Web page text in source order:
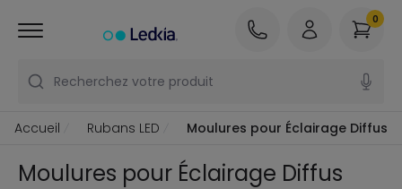
Recherchez votre produit
0
Accueil Rubans LED Moulures pour Éclairage Diffus
Moulures pour Éclairage Diffus